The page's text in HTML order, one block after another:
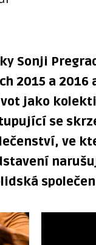
Sonji
2015 a 2016
jako
se
ve